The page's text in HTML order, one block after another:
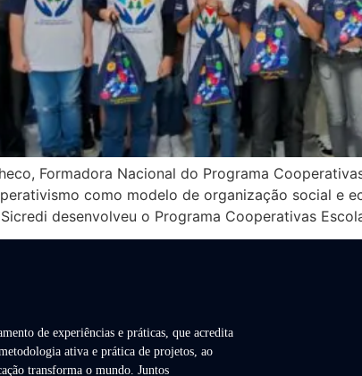
Formadora Nacional do Programa
como modelo de organização social e
desenvolveu o Programa Cooperativas
de experiências e práticas, que acredita
ativa e prática de projetos, ao
transforma o mundo. Juntos